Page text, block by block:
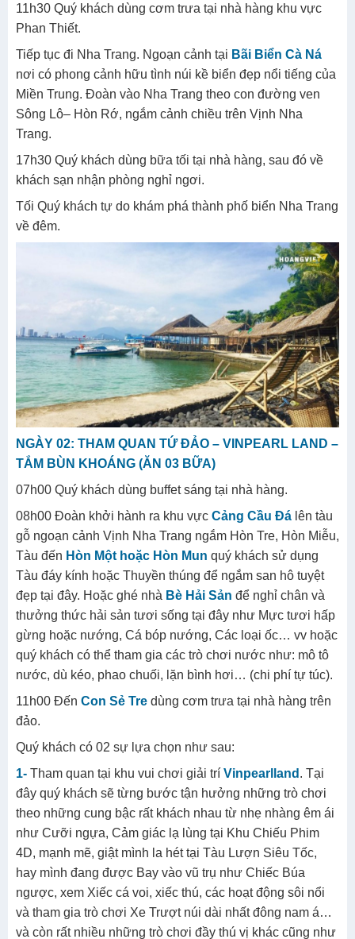
11h30 Quý khách dùng cơm trưa tại nhà hàng khu vực
Phan Thiết.
Tiếp tục đi Nha Trang. Ngoạn cảnh tại Bãi Biển Cà Ná
nơi có phong cảnh hữu tình núi kề biển đẹp nổi tiếng của
Miền Trung. Đoàn vào Nha Trang theo con đường ven
Sông Lô– Hòn Rớ, ngắm cảnh chiều trên Vịnh Nha
Trang.
17h30 Quý khách dùng bữa tối tại nhà hàng, sau đó về
khách sạn nhận phòng nghỉ ngơi.
Tối Quý khách tự do khám phá thành phố biển Nha Trang
về đêm.
NGÀY 02: THAM QUAN TỨ ĐẢO – VINPEARL LAND –
TẮM BÙN KHOÁNG (ĂN 03 BỮA)
07h00 Quý khách dùng buffet sáng tại nhà hàng.
08h00 Đoàn khởi hành ra khu vực Cảng Cầu Đá lên tàu
gỗ ngoạn cảnh Vịnh Nha Trang ngắm Hòn Tre, Hòn Miễu,
Tàu đến Hòn Một hoặc Hòn Mun quý khách sử dụng
Tàu đáy kính hoặc Thuyền thúng để ngắm san hô tuyệt
đẹp tại đây. Hoặc ghé nhà Bè Hải Sản để nghỉ chân và
thưởng thức hải sản tươi sống tại đây như Mực tươi hấp
gừng hoặc nướng, Cá bóp nướng, Các loại ốc… vv hoặc
quý khách có thể tham gia các trò chơi nước như: mô tô
nước, dù kéo, phao chuối, lặn bình hơi… (chi phí tự túc).
11h00 Đến Con Sẻ Tre dùng cơm trưa tại nhà hàng trên
đảo.
Quý khách có 02 sự lựa chọn như sau:
1- Tham quan tại khu vui chơi giải trí Vinpearlland . Tại
đây quý khách sẽ từng bước tận hưởng những trò chơi
theo những cung bậc rất khách nhau từ nhẹ nhàng êm ái
như Cưỡi ngựa, Cảm giác lạ lùng tại Khu Chiếu Phim
4D, mạnh mẽ, giật mình la hét tại Tàu Lượn Siêu Tốc,
hay mình đang được Bay vào vũ trụ như Chiếc Búa
ngược, xem Xiếc cá voi, xiếc thú, các hoạt động sôi nổi
và tham gia trò chơi Xe Trượt núi dài nhất đông nam á…
và còn rất nhiều những trò chơi đầy thú vị khác cũng như